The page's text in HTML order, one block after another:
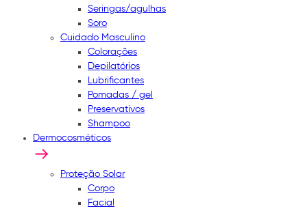
Seringas/agulhas
Soro
Cuidado Masculino
Colorações
Depilatórios
Lubrificantes
Pomadas / gel
Preservativos
Shampoo
Dermocosméticos
Proteção Solar
Corpo
Facial